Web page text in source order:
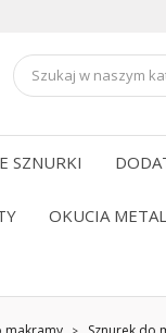
SZNURKI
OKUCIA